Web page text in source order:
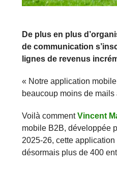
De plus en plus
de communication
lignes de revenus
« Notre application
beaucoup moins de
Voilà commentVincent
mobile B2B, développée
2025-26, cette
désormais plus de 400